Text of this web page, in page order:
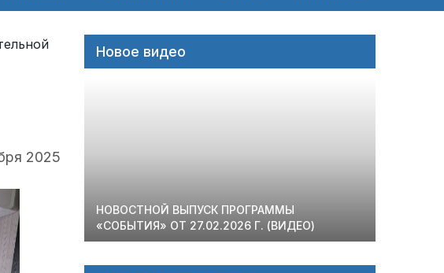
2025
Новое видео
НОВОСТНОЙ ВЫПУСК ПРОГРАММЫ
«СОБЫТИЯ» ОТ 27.02.2026 Г. (ВИДЕО)